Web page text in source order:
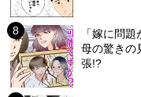
「嫁に問
母の驚きの
張!?